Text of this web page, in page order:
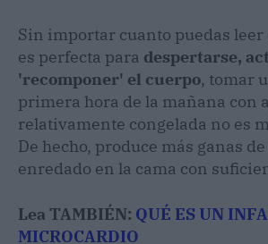
Sin importar cuanto puedas leer
es perfecta para despertarse,
'recomponer' el cuerpo, tomar
primera hora de la mañana con
relativamente congelada no es
De hecho, produce más ganas
enredado en la cama con
Lea TAMBIÉN: QUÉ ES UN
MICROCARDIO